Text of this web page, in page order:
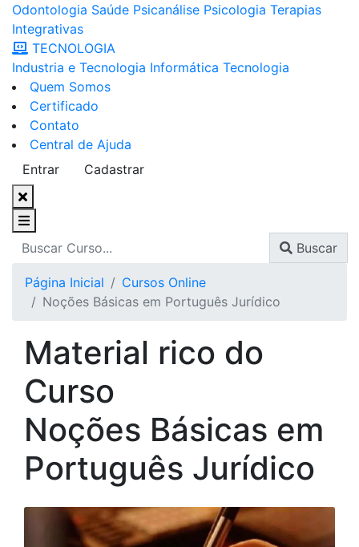
Odontologia Saúde Psicanálise Psicologia Terapias
Integrativas
TECNOLOGIA
Industria e Tecnologia Informática Tecnologia
Quem Somos
Certificado
Contato
Central de Ajuda
Entrar
Cadastrar
Buscar
Página Inicial
Cursos Online
Noções Básicas em Português Jurídico
Material rico do
Curso
Noções Básicas em
Português Jurídico